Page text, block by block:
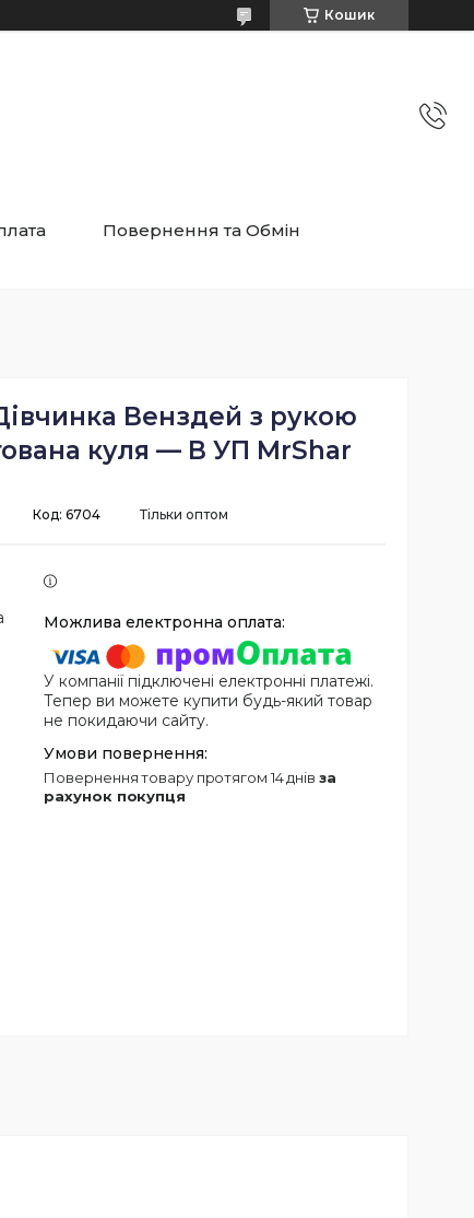
Кошик
Повернення та Обмін
Венздей з рукою
куля — В УП MrShar
Тільки оптом
Код: 6704
У компанії підключені електронні платежі.
Тепер ви можете купити будь-який товар
не покидаючи сайту.
повернення товару протягом 14 днів за
рахунок покупця